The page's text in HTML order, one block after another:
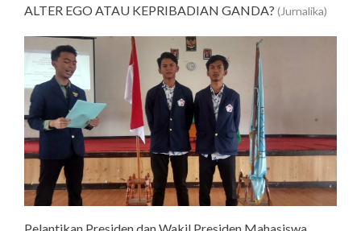
ALTER EGO ATAU KEPRIBADIAN GANDA? (Jurnalika)